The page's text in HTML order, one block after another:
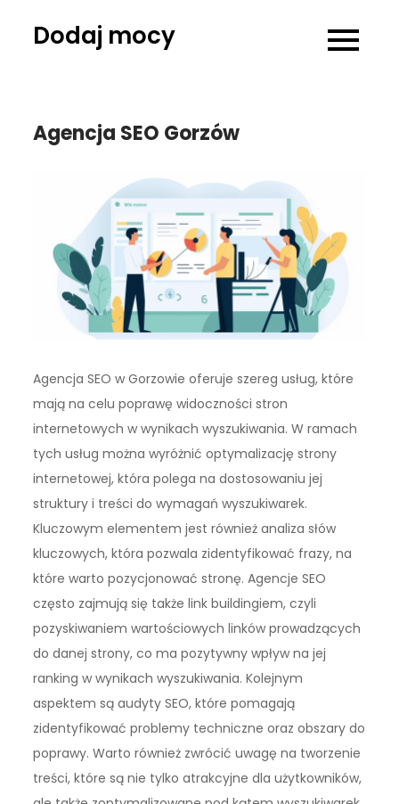
Dodaj mocy
Agencja SEO Gorzów
Agencja SEO w Gorzowie oferuje szereg usług, które
mają na celu poprawę widoczności stron
internetowych w wynikach wyszukiwania. W ramach
tych usług można wyróżnić optymalizację strony
internetowej, która polega na dostosowaniu jej
struktury i treści do wymagań wyszukiwarek.
Kluczowym elementem jest również analiza słów
kluczowych, która pozwala zidentyfikować frazy, na
które warto pozycjonować stronę. Agencje SEO
często zajmują się także link buildingiem, czyli
pozyskiwaniem wartościowych linków prowadzących
do danej strony, co ma pozytywny wpływ na jej
ranking w wynikach wyszukiwania. Kolejnym
aspektem są audyty SEO, które pomagają
zidentyfikować problemy techniczne oraz obszary do
poprawy. Warto również zwrócić uwagę na tworzenie
treści, które są nie tylko atrakcyjne dla użytkowników,